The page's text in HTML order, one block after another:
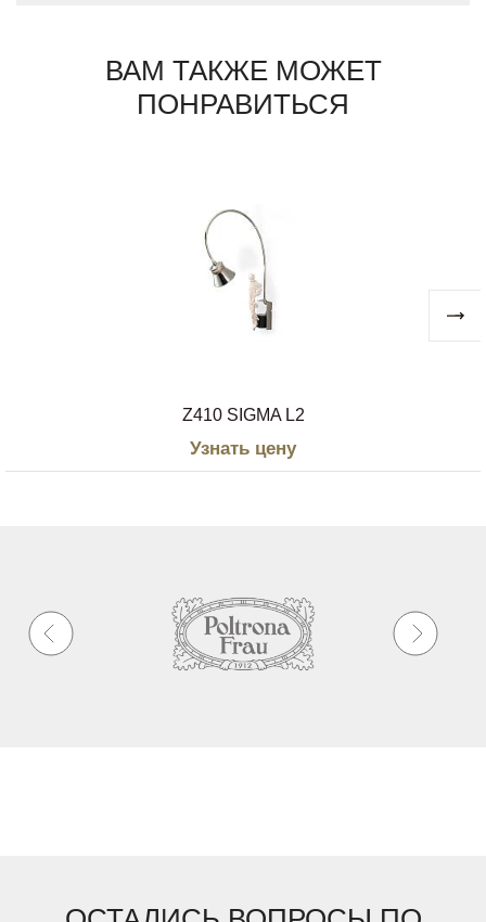
ВАМ ТАКЖЕ МОЖЕТ
ПОНРАВИТЬСЯ
Z410 SIGMA L2
Узнать цену